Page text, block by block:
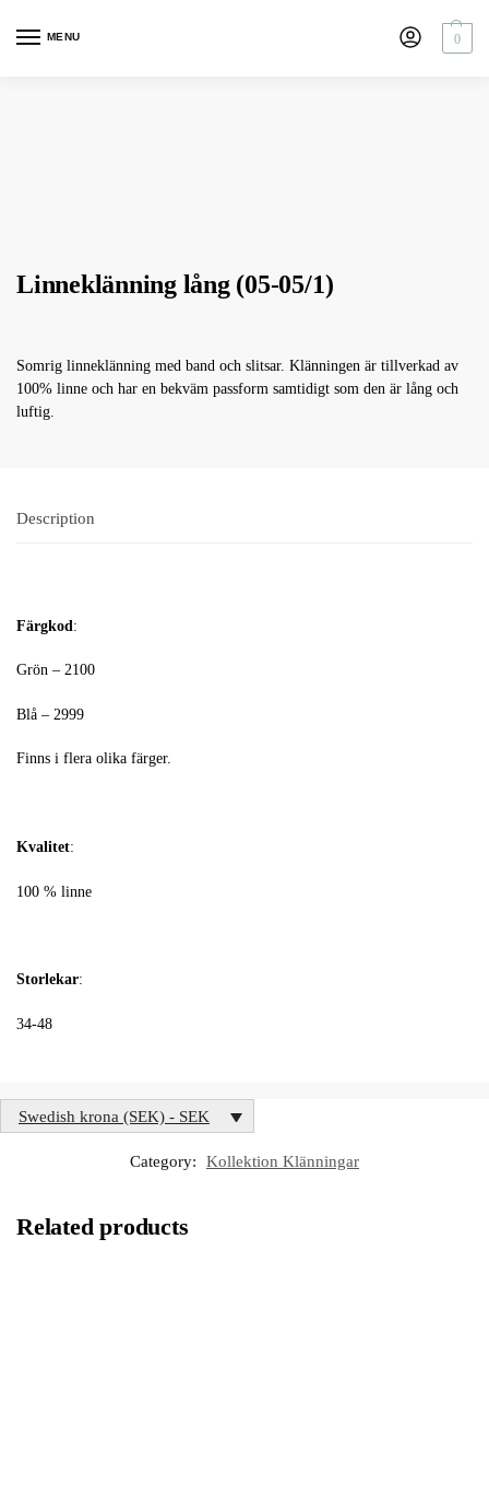
MENU 0
Linneklänning lång (05-05/1)
Somrig linneklänning med band och slitsar. Klänningen är tillverkad av
100% linne och har en bekväm passform samtidigt som den är lång och
luftig.
Description
Färgkod :
Grön – 2100
Blå – 2999
Finns i flera olika färger.
Kvalitet:
100 % linne
Storlekar:
34-48
Swedish krona (SEK) - SEK
Category: Kollektion Klänningar
Related products